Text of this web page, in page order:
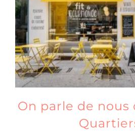
On parle de nous